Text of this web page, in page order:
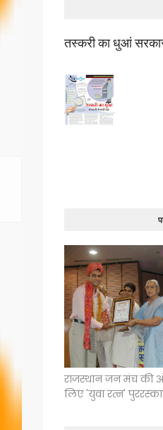
तस्करी का धुआं
राजस्थान जन मंच की
लिए 'युवा रत्न'